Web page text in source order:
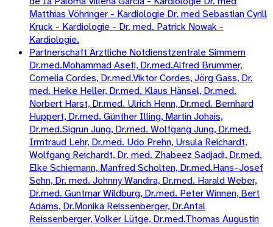
Matthias Vöhringer - Kardiologie Dr. med Sebastian Cyrill
Kruck - Kardiologie - Dr. med. Patrick Nowak -
Kardiologie.
Partnerschaft Ärztliche Notdienstzentrale Simmern
Dr.med.Mohammad Asefi, Dr.med.Alfred Brummer,
Cornelia Cordes, Dr.med.Viktor Cordes, Jörg Gass, Dr.
med. Heike Heller, Dr.med. Klaus Hänsel, Dr.med.
Norbert Harst, Dr.med. Ulrich Henn, Dr.med. Bernhard
Huppert, Dr.med. Günther Illing, Martin Johais,
Dr.med.Sigrun Jung, Dr.med. Wolfgang Jung, Dr.med.
Irmtraud Lehr, Dr.med. Udo Prehn, Ursula Reichardt,
Wolfgang Reichardt, Dr. med. Zhabeez Sadjadi, Dr.med.
Elke Schiemann, Manfred Scholten, Dr.med.Hans-Josef
Sehn, Dr. med. Johnny Wandira, Dr.med. Harald Weber,
Dr.med. Guntmar Wildburg, Dr.med. Peter Winnen, Bert
Adams, Dr.Monika Reissenberger, Dr.Antal
Reissenberger, Volker Lütge, Dr.med.Thomas Augustin